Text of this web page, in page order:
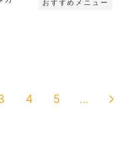
おすすめメニュー
4 5 ...